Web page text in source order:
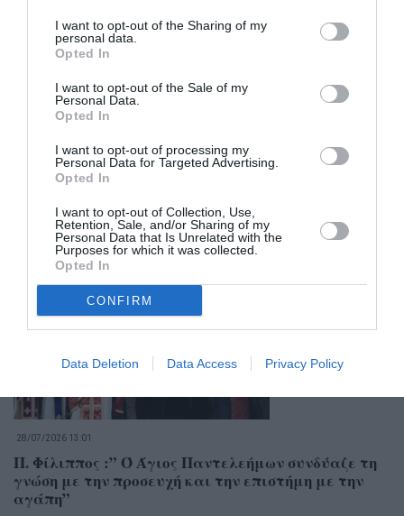
I want to opt-out of the Sharing of my
personal data.
Opted In
I want to opt-out of the Sale of my
Personal Data.
Opted In
I want to opt-out of processing my
Personal Data for Targeted Advertising.
Opted In
I want to opt-out of Collection, Use,
Retention, Sale, and/or Sharing of my
Personal Data that Is Unrelated with the
Purposes for which it was collected.
Opted In
CONFIRM
Data Deletion Data Access Privacy Policy
Σχετικά Άρθρα
28/07/2026 13:01
Π. Φίλιππος :” Ό Άγιος Παντελεήμων συνδύαζε τη
γνώση με την προσευχή και την επιστήμη με την
αγάπη”